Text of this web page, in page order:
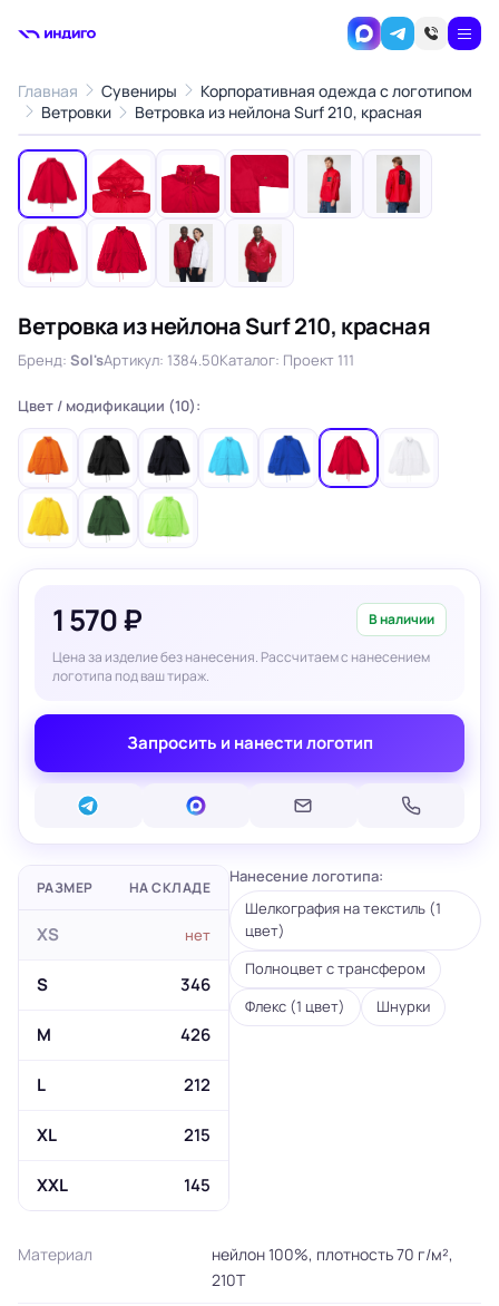
Главная Сувениры
Корпоративная одежда с логотипом
Ветровки
Ветровка из нейлона Surf 210, красная
‹ ›
Ветровка из нейлона Surf 210, красная
Бренд: Sol'sАртикул: 1384.50Каталог: Проект 111
Цвет / модификации (10):
1 570 ₽ В наличии
Цена за изделие без нанесения. Рассчитаем с нанесением
логотипа под ваш тираж.
Запросить и нанести логотип
РАЗМЕР НА СКЛАДЕ
XS нет
S 346
M 426
L 212
XL 215
XXL 145
Нанесение логотипа:
Шелкография на текстиль (1
цвет)
Полноцвет с трансфером
Флекс (1 цвет)
Шнурки
Материал
нейлон 100%, плотность 70 г/м²,
210Т